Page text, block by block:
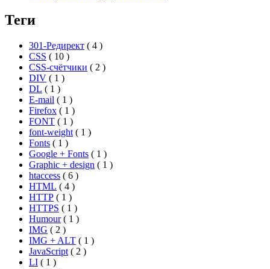
Теги
301-Редирект ( 4 )
CSS ( 10 )
CSS-счётчики ( 2 )
DIV ( 1 )
DL ( 1 )
E-mail ( 1 )
Firefox ( 1 )
FONT ( 1 )
font-weight ( 1 )
Fonts ( 1 )
Google + Fonts ( 1 )
Graphic + design ( 1 )
htaccess ( 6 )
HTML ( 4 )
HTTP ( 1 )
HTTPS ( 1 )
Humour ( 1 )
IMG ( 2 )
IMG + ALT ( 1 )
JavaScript ( 2 )
LI ( 1 )